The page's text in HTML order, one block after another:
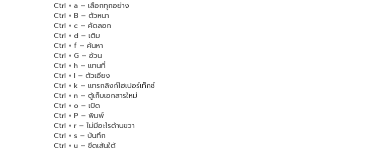
Ctrl + a – เลือกทุกอย่าง
Ctrl + B – ตัวหนา
Ctrl + c – คัดลอก
Ctrl + d – เติม
Ctrl + f – ค้นหา
Ctrl + G – อ้วน
Ctrl + h – แทนที่
Ctrl + I – ตัวเอียง
Ctrl + k – แทรกลิงก์ไฮเปอร์เท็กซ์
Ctrl + n – ตู้เก็บเอกสารใหม่
Ctrl + o – เปิด
Ctrl + P – พิมพ์
Ctrl + r – ไม่มีอะไรด้านขวา
Ctrl + s – บันทึก
Ctrl + u – ขีดเส้นใต้